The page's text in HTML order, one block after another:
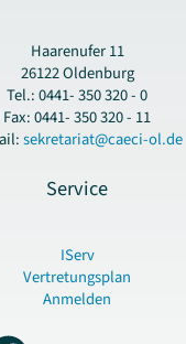
Haarenufer 11
26122 Oldenburg
Tel.: 0441- 350 320 - 0
Fax: 0441- 350 320 - 11
sekretariat@caeci-ol.de
Service
IServ
Vertretungsplan
Anmelden